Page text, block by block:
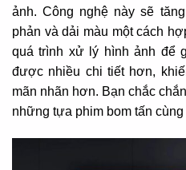
ảnh. Công nghệ này sẽ
phản và dải màu một cách
quá trình xử lý hình ảnh để
được nhiều chi tiết hơn,
mãn nhãn hơn. Bạn chắc
những tựa phim bom tấn